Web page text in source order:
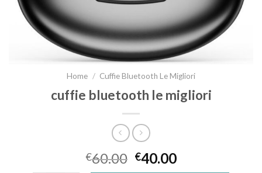
Home / Cuffie Bluetooth Le Migliori
cuffie bluetooth le migliori
€60.00 €40.00